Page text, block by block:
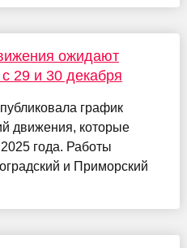
ожидают
29 и 30 декабря
график
движения, которые
года. Работы
и Приморский